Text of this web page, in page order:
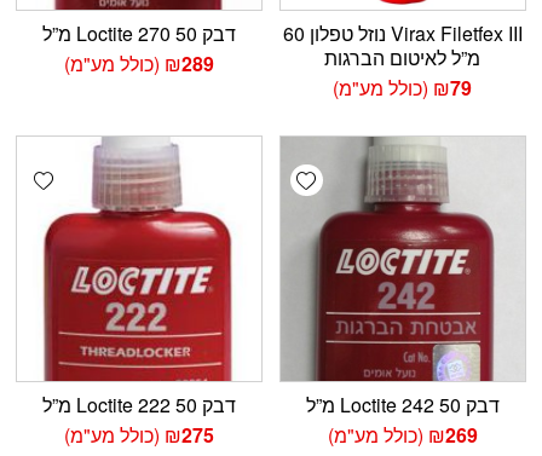
Virax Filetfex III נוזל טפלון 60
מ”ל לאיטום הברגות
₪79 (כולל מע"מ)
דבק Loctite 270 50 מ”ל
₪289 (כולל מע"מ)
Add wishlist
דבק Loctite 242 50 מ”ל
₪269 (כולל מע"מ)
דבק Loctite 222 50 מ”ל
₪275 (כולל מע"מ)